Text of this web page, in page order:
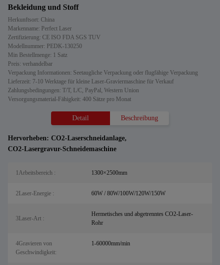
Bekleidung und Stoff
Herkunftsort: China
Markenname: Perfect Laser
Zertifizierung: CE ISO FDA SGS TUV
Modellnummer: PEDK-130250
Min Bestellmenge: 1 Satz
Preis: verhandelbar
Verpackung Informationen: Seetaugliche Verpackung oder flugfähige Verpackung
Lieferzeit: 7-10 Werktage für kleine Laser-Graviermaschine für Verkauf
Zahlungsbedingungen: T/T, L/C, PayPal, Western Union
Versorgungsmaterial-Fähigkeit: 400 Sätze pro Monat
Detail Beschreibung
Hervorheben: CO2-Laserschneidanlage,
CO2-Lasergravur-Schneidemaschine
1Arbeitsbereich : 1300×2500mm
2Laser-Energie : 60W / 80W/100W/120W/150W
3Laser-Art :
Hermetisches und abgetrenntes CO2-Laser-
Rohr
4Gravieren von
Geschwindigkeit:
1-60000mm/min